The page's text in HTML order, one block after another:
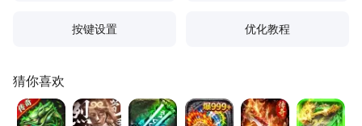
按键设置 优化教程
猜你喜欢
龙城军团 烈焰觉醒 天芒之神 斗战沙场 浴血长空 传奇之